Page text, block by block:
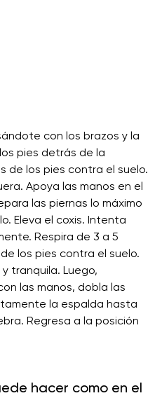
con los brazos y la
pies detrás de la
de los pies contra el suelo.
Apoya las manos en el
las piernas lo máximo
Eleva el coxis. Intenta
Respira de 3 a 5
los pies contra el suelo.
tranquila. Luego,
las manos, dobla las
la espalda hasta
Regresa a la posición
hacer como en el